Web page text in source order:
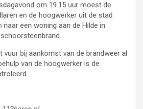
om 19.15 uur moest de
en de hoogwerker uit de stad
naar een woning aan de Hilde in
vuur bij aankomst van de brandweer al
van de hoogwerker is de